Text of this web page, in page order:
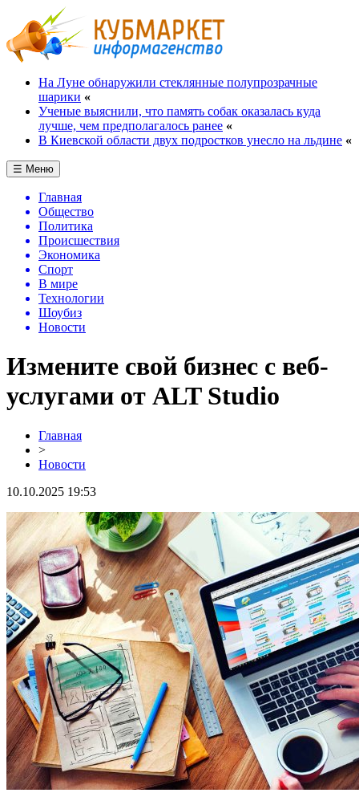
На Луне обнаружили стеклянные полупрозрачные
шарики «
Ученые выяснили, что память собак оказалась куда
лучше, чем предполагалось ранее «
В Киевской области двух подростков унесло на льдине «
☰ Меню
Главная
Общество
Политика
Происшествия
Экономика
Спорт
В мире
Технологии
Шоубиз
Новости
Измените свой бизнес с веб-
услугами от ALT Studio
Главная
>
Новости
10.10.2025 19:53